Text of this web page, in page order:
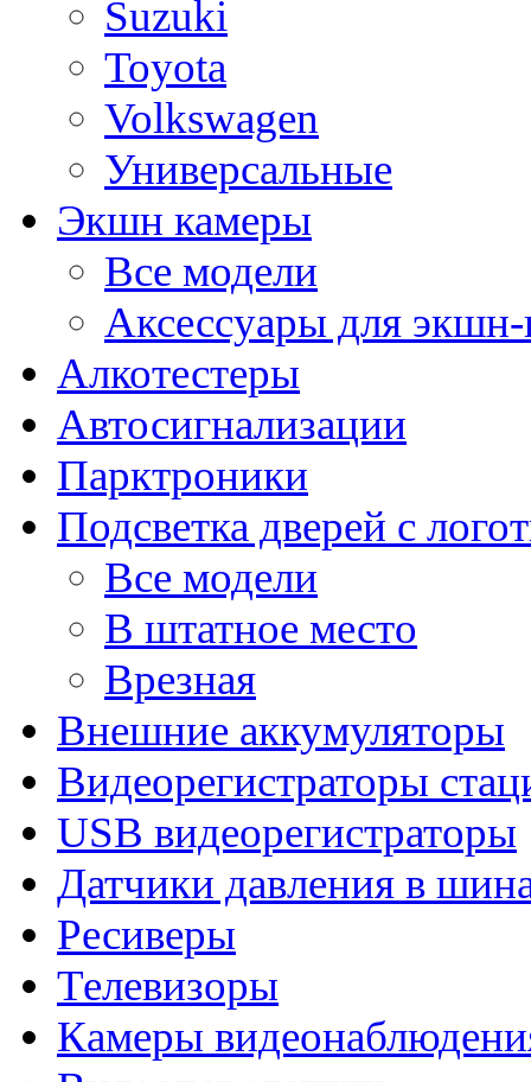
Suzuki
Toyota
Volkswagen
Универсальные
Экшн камеры
Все модели
Аксессуары для
Алкотестеры
Автосигнализации
Парктроники
Подсветка дверей с
Все модели
В штатное место
Врезная
Внешние аккумуляторы
Видеорегистраторы
USB видеорегистраторы
Датчики давления в
Ресиверы
Телевизоры
Камеры